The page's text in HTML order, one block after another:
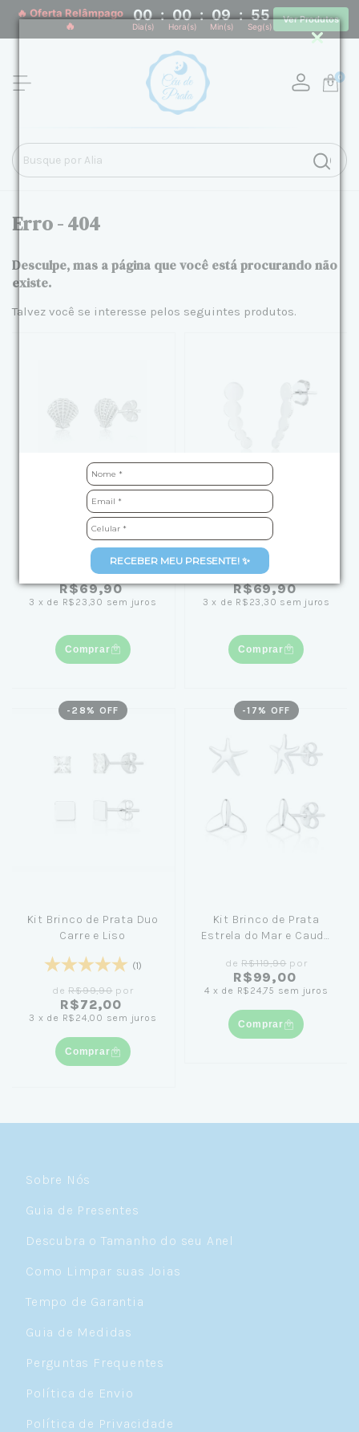
RECEBER MEU PRESENTE! ✨
🔥 Oferta Relâmpago
🔥
00 : 00 : 09 : 55
Dia(s) Hora(s) Min(s) Seg(s)
Ver Produtos
0
Erro - 404
Desculpe, mas a página que você está procurando não
existe.
Talvez você se interesse pelos seguintes produtos.
Brinco de Prata Concha
Texturizada
R$69,90
3 x de R$23,30 sem juros
Comprar
Brinco de Prata
Círculos Crescentes
R$69,90
3 x de R$23,30 sem juros
Comprar
- 28 % OFF
Kit Brinco de Prata Duo
Carre e Liso
(1)
deR$99,90por
R$72,00
3 x de R$24,00 sem juros
Comprar
-17 % OFF
Kit Brinco de Prata
Estrela do Mar e Cauda
deR$119,90 por
R$99,00
4 x de R$24,75 sem juros
Comprar
Sobre Nós
Guia de Presentes
Descubra o Tamanho do seu Anel
Como Limpar suas Joias
Tempo de Garantia
Guia de Medidas
Perguntas Frequentes
Política de Envio
Política de Privacidade